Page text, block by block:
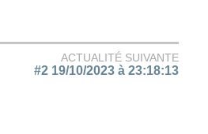
ACTUALITÉ SUIVANTE
#2 19/10/2023 à 23:18:13